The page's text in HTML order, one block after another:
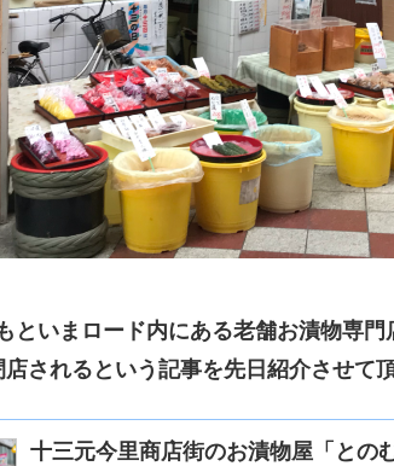
といまロード内にある老舗お漬物専
されるという記事を先日紹介させて頂
十三元今里商店街のお漬物屋「との